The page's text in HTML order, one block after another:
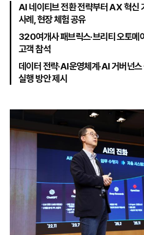
AI 네이티브 전환 전략부터 AX 혁신
사례, 현장 체험 공유
320여개사 패브릭스·브리티 오토메
고객 참석
데이터 전략·AI운영체계·AI 거버넌
실행 방안 제시